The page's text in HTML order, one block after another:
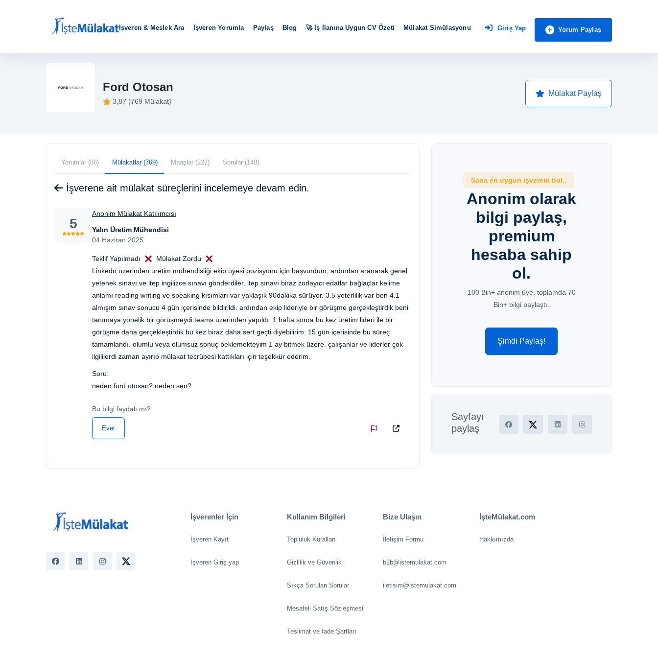
İşveren & Meslek Ara İşveren Yorumla Paylaş Blog 🚀 İş İlanına Uygun CV Özeti Mülakat Simülasyonu Giriş Yap Yorum Paylaş
Ford Otosan
3,87 (769 Mülakat)
Mülakat Paylaş
Yorumlar (86) Mülakatlar (769) Maaşlar (222) Sorular (140)
İşverene ait mülakat süreçlerini incelemeye devam edin.
5
Anonim Mülakat Katılımcısı
Yalın Üretim Mühendisi
04 Haziran 2025
Teklif Yapılmadı
Mülakat Zordu
Linkedn üzerinden üretim mühendisliği ekip üyesi pozisyonu için başvurdum, ardından aranarak genel
yetenek sınavı ve itep ingilizce sınavı gönderdiler. itep sınavı biraz zorlayıcı edatlar bağlaçlar kelime
anlamı reading writing ve speaking kısımları var yaklaşık 90dakika sürüyor. 3.5 yeterlilik var ben 4.1
almışım sınav sonucu 4 gün içerisinde bildirildi. ardından ekip lideriyle bir görüşme gerçekleştirdik beni
tanımaya yönelik bir görüşmeydi teams üzerinden yapıldı. 1 hafta sonra bu kez üretim lideri ile bir
görüşme daha gerçekleştirdik bu kez biraz daha sert geçti diyebilirim. 15 gün içerisinde bu süreç
tamamlandı. olumlu veya olumsuz sonuç beklemekteyim 1 ay bitmek üzere. çalışanlar ve liderler çok
ilgililerdi zaman ayırıp mülakat tecrübesi kattıkları için teşekkür ederim.
Soru:
neden ford otosan? neden sen?
Bu bilgi faydalı mı?
Evet
Sana en uygun işvereni bul..
Anonim olarak
bilgi paylaş,
premium
hesaba sahip
ol.
100 Bin+ anonim üye, toplamda 70
Bin+ bilgi paylaştı.
Şimdi Paylaş!
Sayfayı
paylaş
İşverenler İçin
İşveren Kayıt
İşveren Giriş yap
Kullanım Bilgileri
Topluluk Kuralları
Gizlilik ve Güvenlik
Sıkça Sorulan Sorular
Mesafeli Satış Sözleşmesi
Teslimat ve İade Şartları
Bize Ulaşın
İletişim Formu
b2b@istemulakat.com
iletisim@istemulakat.com
İşteMülakat.com
Hakkımızda